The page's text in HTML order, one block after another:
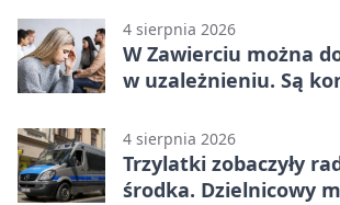
4 sierpnia 2026
W Zawierciu można
w uzależnieniu. Są
4 sierpnia 2026
Trzylatki zobaczyły
środka. Dzielnicowy